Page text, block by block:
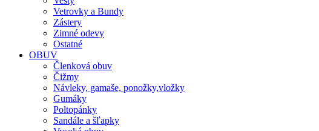
Vetrovky a Bundy
Zástery
Zimné odevy
Ostatné
OBUV
Členková obuv
Čižmy
Návleky, gamaše, ponožky,vložky
Gumáky
Poltopánky
Sandále a šľapky